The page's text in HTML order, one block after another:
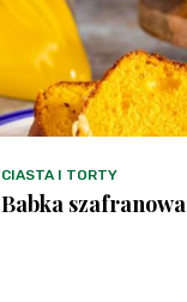
CIASTA I TORTY
Babka szafranowa